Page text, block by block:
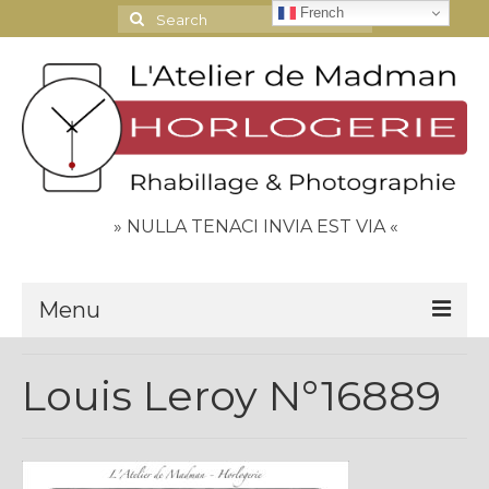
Search
for:
» NULLA TENACI INVIA EST VIA «
Menu
Contact
Espace Clients
Louis Leroy N°16889
French